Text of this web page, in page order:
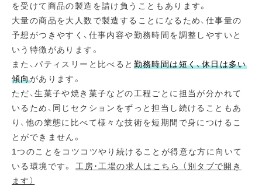
を受けて商品の製造を請け負うこともあります。
大量の商品を大人数で製造することになるため、仕事量の
予想がつきやすく、仕事内容や勤務時間を調整しやすいと
いう特徴があります。
また、パティスリーと比べると 勤務時間は短く、休日は多い
傾向があります。
ただ、生菓子や焼き菓子などの工程ごとに担当が分かれて
いるため、同じセクションをずっと担当し続けることもあ
り、他の業態に比べて様々な技術を短期間で身につけるこ
とができません。
1つのことをコツコツやり続けることが得意な方に向いて
いる環境です。 工房・工場の求人はこちら （別タブで開き
ます）